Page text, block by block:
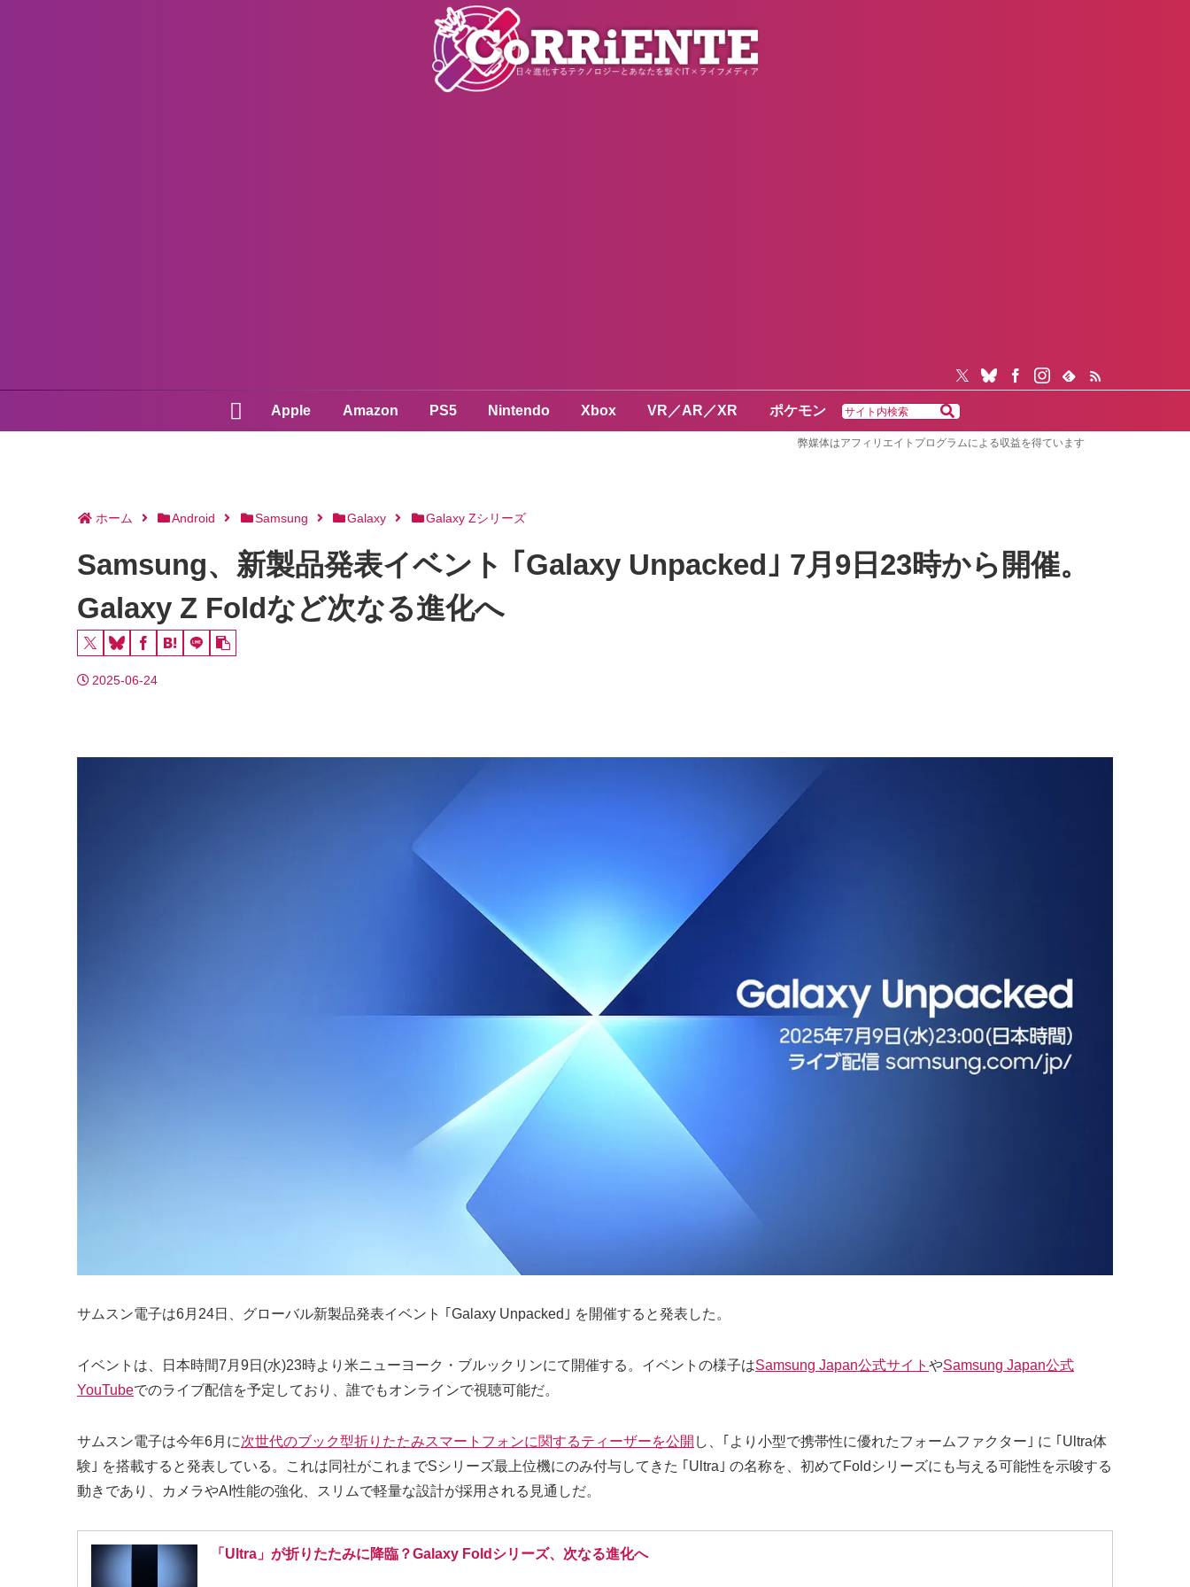
Apple Amazon PS5 Nintendo Xbox VR／AR／XR ポケモン
弊媒体はアフィリエイトプログラムによる収益を得ています
ホーム Android Samsung Galaxy Galaxy Zシリーズ
Samsung、新製品発表イベント ｢Galaxy Unpacked｣ 7月9日23時から開催。
Galaxy Z Foldなど次なる進化へ
2025-06-24
サムスン電子は6月24日、グローバル新製品発表イベント ｢Galaxy Unpacked｣ を開催すると発表した。
イベントは、日本時間7月9日(水)23時より米ニューヨーク・ブルックリンにて開催する。イベントの様子はSamsung Japan公式サイト やSamsung Japan公式
YouTubeでのライブ配信を予定しており、誰でもオンラインで視聴可能だ。
サムスン電子は今年6月に次世代のブック型折りたたみスマートフォンに関するティーザーを公開 し、｢より小型で携帯性に優れたフォームファクター｣ に ｢Ultra体
験｣ を搭載すると発表している。これは同社がこれまでSシリーズ最上位機にのみ付与してきた ｢Ultra｣ の名称を、初めてFoldシリーズにも与える可能性を示唆する
動きであり、カメラやAI性能の強化、スリムで軽量な設計が採用される見通しだ。
「Ultra」が折りたたみに降臨？Galaxy Foldシリーズ、次なる進化へ